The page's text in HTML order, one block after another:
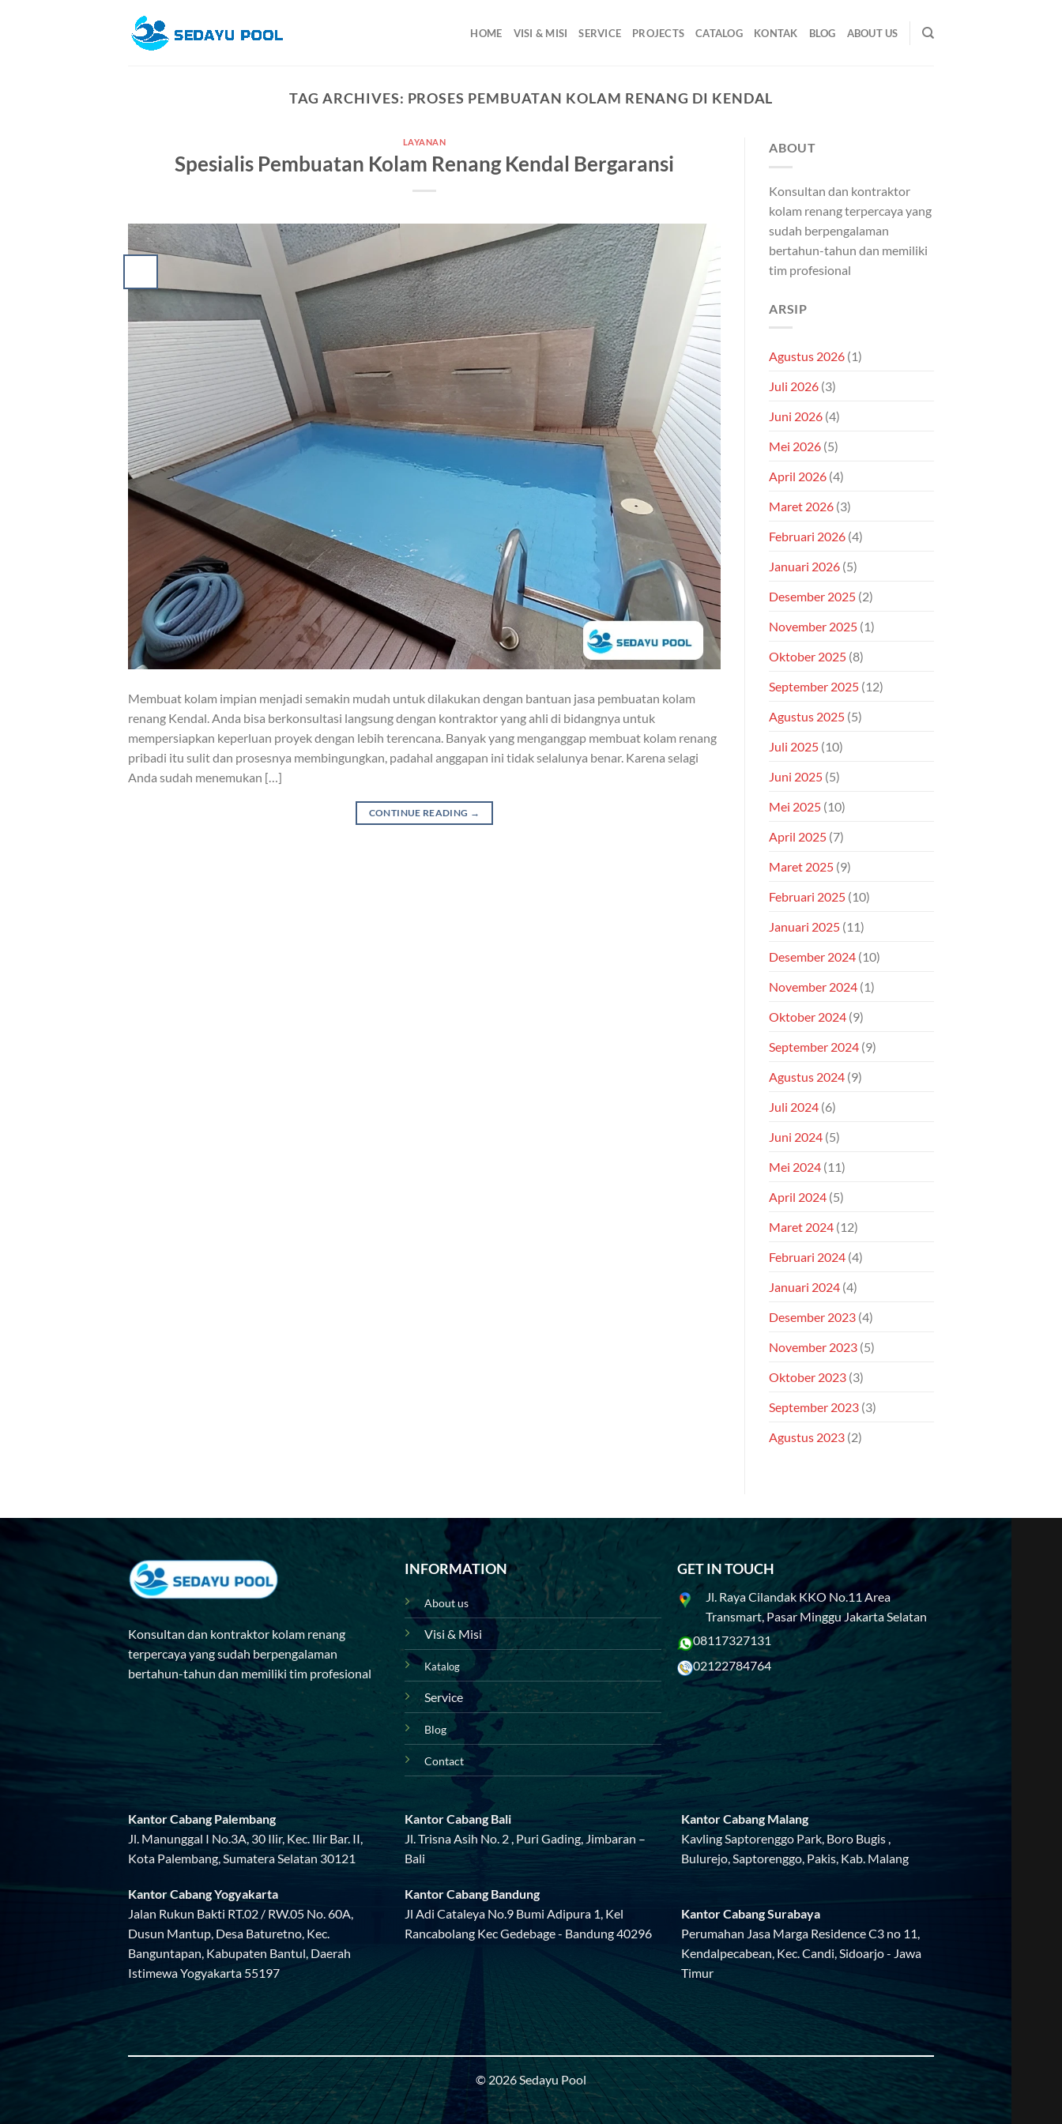
HOME VISI & MISI SERVICE PROJECTS CATALOG KONTAK BLOG ABOUT US
TAG ARCHIVES: PROSES PEMBUATAN KOLAM RENANG DI KENDAL
LAYANAN
Spesialis Pembuatan Kolam Renang Kendal Bergaransi
Membuat kolam impian menjadi semakin mudah untuk dilakukan dengan bantuan jasa pembuatan kolam
renang Kendal. Anda bisa berkonsultasi langsung dengan kontraktor yang ahli di bidangnya untuk
mempersiapkan keperluan proyek dengan lebih terencana. Banyak yang menganggap membuat kolam renang
pribadi itu sulit dan prosesnya membingungkan, padahal anggapan ini tidak selalunya benar. Karena selagi
Anda sudah menemukan […]
CONTINUE READING →
ABOUT
Konsultan dan kontraktor
kolam renang terpercaya yang
sudah berpengalaman
bertahun-tahun dan memiliki
tim profesional
ARSIP
Agustus 2026 (1)
Juli 2026 (3)
Juni 2026 (4)
Mei 2026 (5)
April 2026 (4)
Maret 2026 (3)
Februari 2026 (4)
Januari 2026 (5)
Desember 2025 (2)
November 2025 (1)
Oktober 2025 (8)
September 2025 (12)
Agustus 2025 (5)
Juli 2025 (10)
Juni 2025 (5)
Mei 2025 (10)
April 2025 (7)
Maret 2025 (9)
Februari 2025 (10)
Januari 2025 (11)
Desember 2024 (10)
November 2024 (1)
Oktober 2024 (9)
September 2024 (9)
Agustus 2024 (9)
Juli 2024 (6)
Juni 2024 (5)
Mei 2024 (11)
April 2024 (5)
Maret 2024 (12)
Februari 2024 (4)
Januari 2024 (4)
Desember 2023 (4)
November 2023 (5)
Oktober 2023 (3)
September 2023 (3)
Agustus 2023 (2)
Konsultan dan kontraktor kolam renang
terpercaya yang sudah berpengalaman
bertahun-tahun dan memiliki tim profesional
INFORMATION
About us
Visi & Misi
Katalog
Service
Blog
Contact
GET IN TOUCH
Jl. Raya Cilandak KKO No.11 Area
Transmart, Pasar Minggu Jakarta Selatan
08117327131
02122784764
Kantor Cabang Palembang
Jl. Manunggal I No.3A, 30 Ilir, Kec. Ilir Bar. II,
Kota Palembang, Sumatera Selatan 30121
Kantor Cabang Yogyakarta
Jalan Rukun Bakti RT.02 / RW.05 No. 60A,
Dusun Mantup, Desa Baturetno, Kec.
Banguntapan, Kabupaten Bantul, Daerah
Istimewa Yogyakarta 55197
Kantor Cabang Bali
Jl. Trisna Asih No. 2 , Puri Gading, Jimbaran –
Bali
Kantor Cabang Bandung
Jl Adi Cataleya No.9 Bumi Adipura 1, Kel
Rancabolang Kec Gedebage - Bandung 40296
Kantor Cabang Malang
Kavling Saptorenggo Park, Boro Bugis ,
Bulurejo, Saptorenggo, Pakis, Kab. Malang
Kantor Cabang Surabaya
Perumahan Jasa Marga Residence C3 no 11,
Kendalpecabean, Kec. Candi, Sidoarjo - Jawa
Timur
© 2026 Sedayu Pool